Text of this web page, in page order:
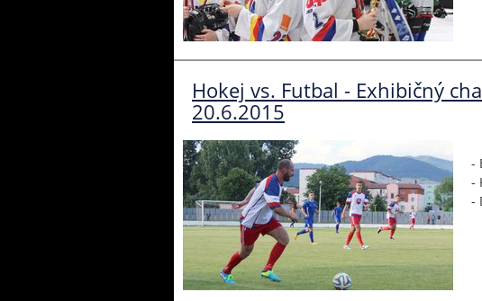
Hokej vs. Futbal - Exhibičný
20.6.2015
-
-
-